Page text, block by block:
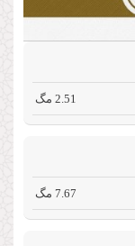
2.51 مگ
7.67 مگ